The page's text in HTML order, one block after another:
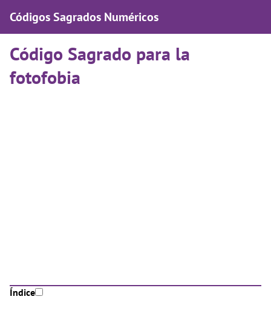
Códigos Sagrados Numéricos
Código Sagrado para la
fotofobia
Índice